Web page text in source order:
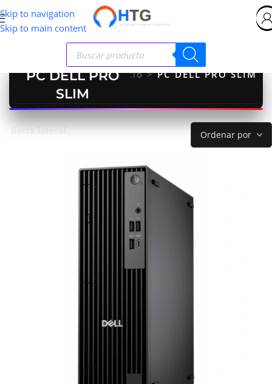
Skip to navigation
Skip to main content
PC DELL PRO
SLIM
Inicio>PC DELL PRO SLIM
Barra lateral